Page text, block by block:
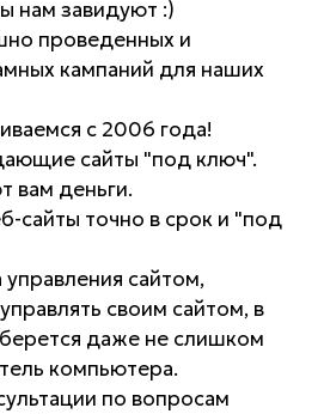
нам завидуют :)
проведенных и
кампаний для наших
с 2006 года!
сайты "под ключ".
вам деньги.
сайты точно в срок и "под
управления сайтом,
своим сайтом, в
даже не слишком
компьютера.
по вопросам